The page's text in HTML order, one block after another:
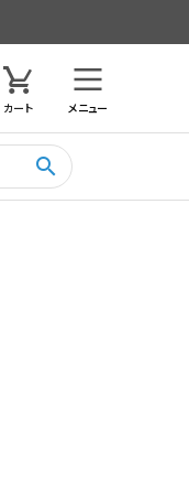
カート メニュー
search